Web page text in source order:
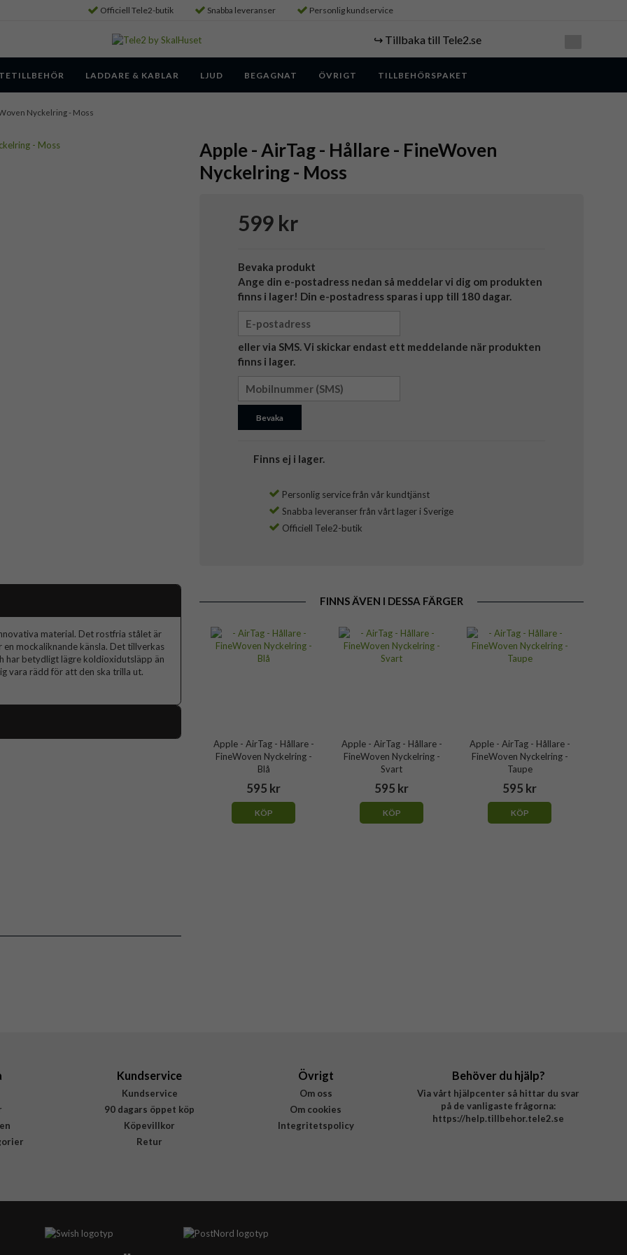
Officiell Tele2-butik Snabba leveranser Personlig kundservice
↪️ Tillbaka till Tele2.se
LADDARE & KABLAR LJUD BEGAGNAT ÖVRIGT TILLBEHÖRSPAKET
Nyckelring - Moss
Apple - AirTag - Hållare - FineWoven
Nyckelring - Moss
599 kr
Bevaka produkt
Ange din e-postadress nedan så meddelar vi dig om produkten
finns i lager! Din e-postadress sparas i upp till 180 dagar.
eller via SMS. Vi skickar endast ett meddelande när produkten
finns i lager.
Bevaka
Finns ej i lager.
Personlig service från vår kundtjänst
Snabba leveranser från vårt lager i Sverige
Officiell Tele2-butik
FINNS ÄVEN I DESSA FÄRGER
Apple - AirTag - Hållare -
FineWoven Nyckelring -
Blå
595 kr
KÖP
Apple - AirTag - Hållare -
FineWoven Nyckelring -
Svart
595 kr
KÖP
Apple - AirTag - Hållare -
FineWoven Nyckelring -
Taupe
595 kr
KÖP
material. Det rostfria stålet är
mockaliknande känsla. Det tillverkas
har betydligt lägre koldioxidutsläpp än
vara rädd för att den ska trilla ut.
Kundservice
Kundservice
90 dagars öppet köp
Köpevillkor
Retur
Övrigt
Om oss
Om cookies
Integritetspolicy
Behöver du hjälp?
Via vårt hjälpcenter så hittar du svar
på de vanligaste frågorna:
https://help.tillbehor.tele2.se